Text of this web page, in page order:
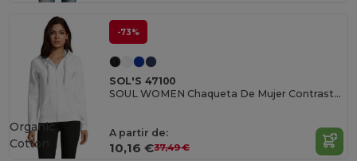
-73%
SOL'S 47100
SOUL WOMEN Chaqueta De Mujer Contrastada Con Capucha
A partir de:
10,16 €37,49 €
Organic
Cotton